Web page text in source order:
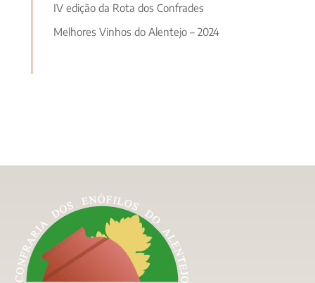
IV edição da Rota dos Confrades
Melhores Vinhos do Alentejo – 2024